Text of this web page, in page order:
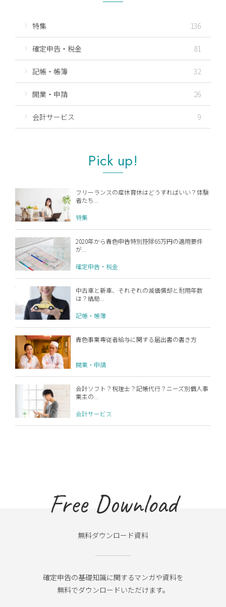
特集 136
確定申告・税金 81
記帳・帳簿 32
開業・申請 26
会計サービス 9
Pick up!
フリーランスの産休育休はどうすればいい？体験
者たち...
特集
2020年から青色申告特別控除65万円の適用要件
が...
確定申告・税金
中古車と新車、それぞれの減価償却と耐用年数
は？結局...
記帳・帳簿
青色事業専従者給与に関する届出書の書き方
開業・申請
会計ソフト？税理士？記帳代行？ニーズ別個人事
業主の...
会計サービス
Free Download
無料ダウンロード資料
確定申告の基礎知識に関するマンガや資料を
無料でダウンロードいただけます。